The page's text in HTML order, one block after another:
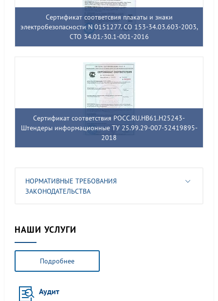
Сертификат соответсвия плакаты и знаки
электробезопасности N 0151277. СО 153-34.03.603-2003,
СТО 34.01.-30.1-001-2016
Сертификат соответствия РОСС.RU.НВ61.Н25243-
Штендеры информационные ТУ 25.99.29-007-52419895-
2018
НОРМАТИВНЫЕ ТРЕБОВАНИЯ
ЗАКОНОДАТЕЛЬСТВА
НАШИ УСЛУГИ
Подробнее
Аудит